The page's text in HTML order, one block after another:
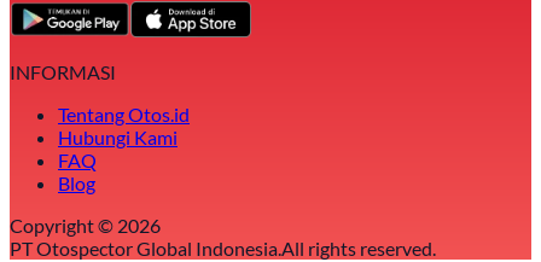
INFORMASI
Tentang Otos.id
Hubungi Kami
FAQ
Blog
Copyright © 2026
PT Otospector Global Indonesia.All rights reserved.